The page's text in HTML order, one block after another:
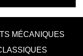
MÉCANIQUES